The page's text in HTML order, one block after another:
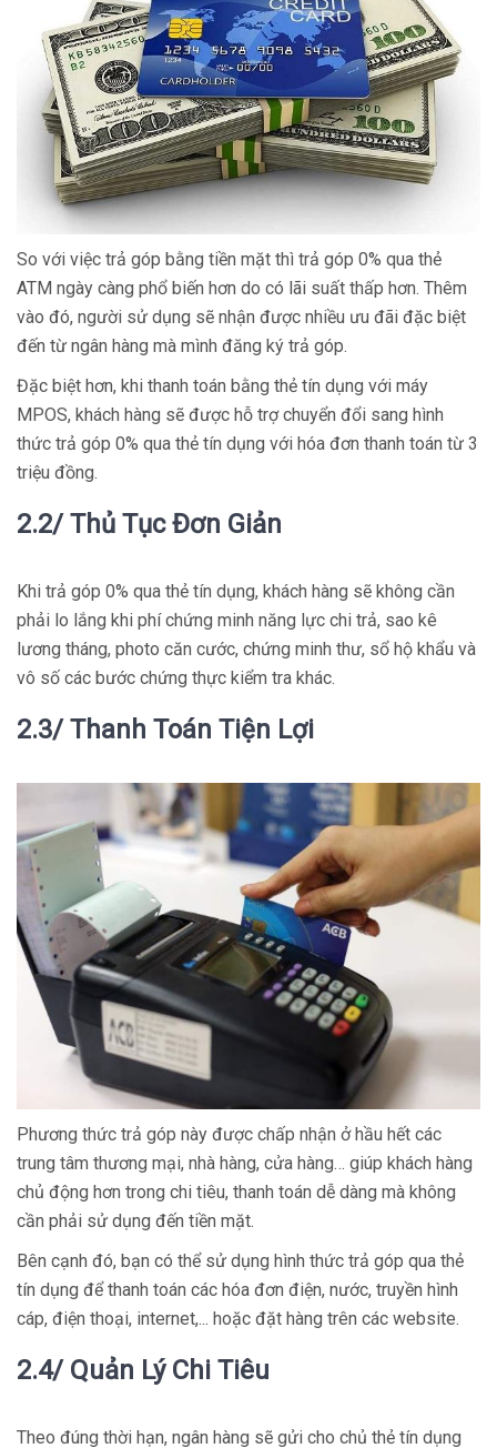
So với việc trả góp bằng tiền mặt thì trả góp 0% qua thẻ
ATM ngày càng phổ biến hơn do có lãi suất thấp hơn. Thêm
vào đó, người sử dụng sẽ nhận được nhiều ưu đãi đặc biệt
đến từ ngân hàng mà mình đăng ký trả góp.
Đặc biệt hơn, khi thanh toán bằng thẻ tín dụng với máy
MPOS, khách hàng sẽ được hỗ trợ chuyển đổi sang hình
thức trả góp 0% qua thẻ tín dụng với hóa đơn thanh toán từ 3
triệu đồng.
2.2/ Thủ Tục Đơn Giản
Khi trả góp 0% qua thẻ tín dụng, khách hàng sẽ không cần
phải lo lắng khi phí chứng minh năng lực chi trả, sao kê
lương tháng, photo căn cước, chứng minh thư, sổ hộ khẩu và
vô số các bước chứng thực kiểm tra khác.
2.3/ Thanh Toán Tiện Lợi
Phương thức trả góp này được chấp nhận ở hầu hết các
trung tâm thương mại, nhà hàng, cửa hàng… giúp khách hàng
chủ động hơn trong chi tiêu, thanh toán dễ dàng mà không
cần phải sử dụng đến tiền mặt.
Bên cạnh đó, bạn có thể sử dụng hình thức trả góp qua thẻ
tín dụng để thanh toán các hóa đơn điện, nước, truyền hình
cáp, điện thoại, internet,... hoặc đặt hàng trên các website.
2.4/ Quản Lý Chi Tiêu
Theo đúng thời hạn, ngân hàng sẽ gửi cho chủ thẻ tín dụng